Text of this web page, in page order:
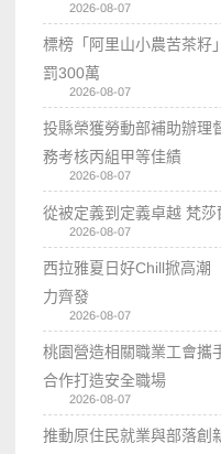
2026-08-07
標榜「阿里山小農苦茶
罰300萬
2026-08-07
投縣榮獲勞動部補助辦理
務考核丙組甲等佳績
2026-08-07
從被定義到定義卓越 梵
2026-08-07
西拉雅夏日好Chill掀高
力齊發
2026-08-07
桃園營造相關職業工會
合作打造安全職場
2026-08-07
推動原住民就業與部落創